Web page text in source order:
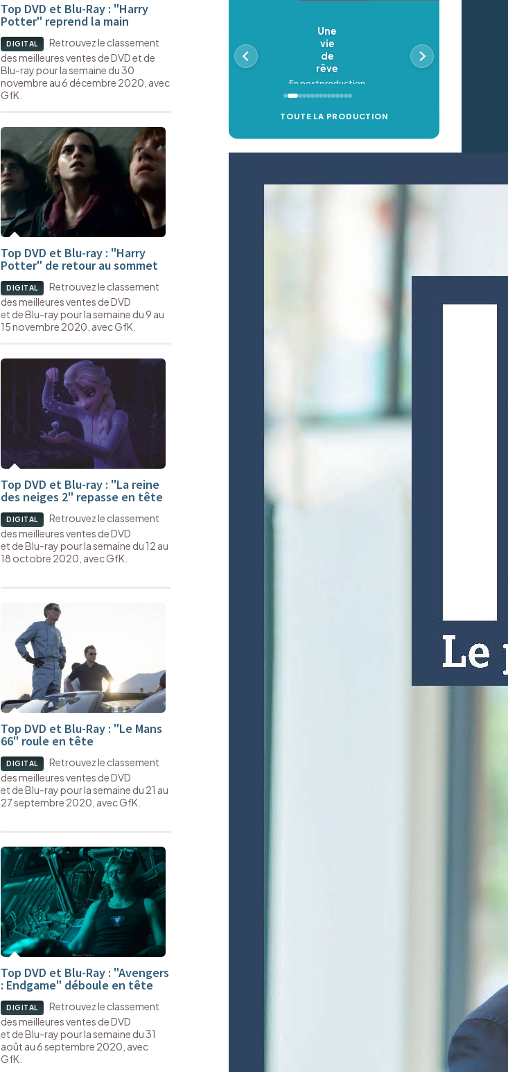
Top DVD et Blu-Ray : "Harry
Potter" reprend la main
DIGITAL
Retrouvez le classement
des meilleures ventes de DVD et de
Blu-ray pour la semaine du 30
novembre au 6 décembre 2020, avec
GfK.
Top DVD et Blu-ray : "Harry
Potter" de retour au sommet
DIGITAL
Retrouvez le classement
des meilleures ventes de DVD
et de Blu-ray pour la semaine du 9 au
15 novembre 2020, avec GfK.
Top DVD et Blu-ray : "La reine
des neiges 2" repasse en tête
DIGITAL
Retrouvez le classement
des meilleures ventes de DVD
et de Blu-ray pour la semaine du 12 au
18 octobre 2020, avec GfK.
Top DVD et Blu-Ray : "Le Mans
66" roule en tête
DIGITAL
Retrouvez le classement
des meilleures ventes de DVD
et de Blu-ray pour la semaine du 21 au
27 septembre 2020, avec GfK.
Top DVD et Blu-Ray : "Avengers
: Endgame" déboule en tête
DIGITAL
Retrouvez le classement
des meilleures ventes de DVD
et de Blu-ray pour la semaine du 31
août au 6 septembre 2020, avec
GfK.
Une
vie
de
rêve
En postproduction
TOUTE LA PRODUCTION